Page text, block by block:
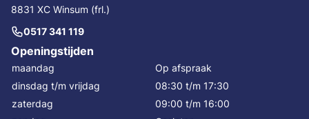
8831 XC Winsum (frl.)
0517 341 119
Openingstijden
maandag
Op afspraak
dinsdag t/m vrijdag
08:30 t/m 17:30
zaterdag
09:00 t/m 16:00